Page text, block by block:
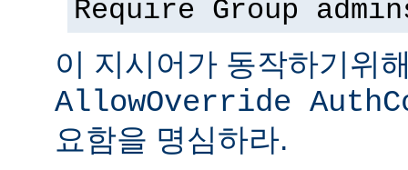
Require Group
이 지시어가 동작하기위
AllowOverride
요함을 명심하라.